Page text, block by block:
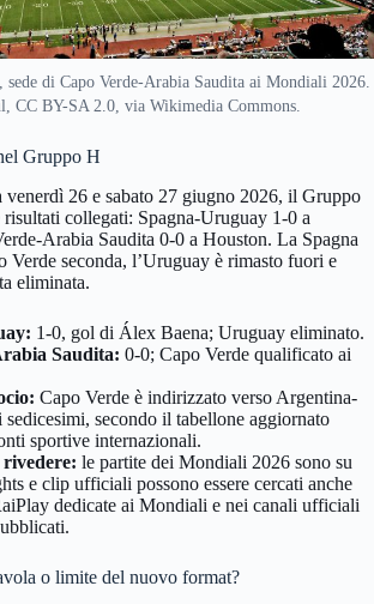
di Capo Verde-Arabia Saudita ai Mondiali 2026.
CC BY-SA 2.0, via Wikimedia Commons.
Gruppo H
venerdì 26 e sabato 27 giugno 2026, il Gruppo
collegati: Spagna-Uruguay 1-0 a
Arabia Saudita 0-0 a Houston. La Spagna
Verde seconda, l’Uruguay è rimasto fuori e
eliminata.
1-0, gol di Álex Baena; Uruguay eliminato.
Saudita: 0-0; Capo Verde qualificato ai
Capo Verde è indirizzato verso Argentina-
sedicesimi, secondo il tabellone aggiornato
sportive internazionali.
rivedere: le partite dei Mondiali 2026 sono su
e clip ufficiali possono essere cercati anche
dedicate ai Mondiali e nei canali ufficiali
o limite del nuovo format?